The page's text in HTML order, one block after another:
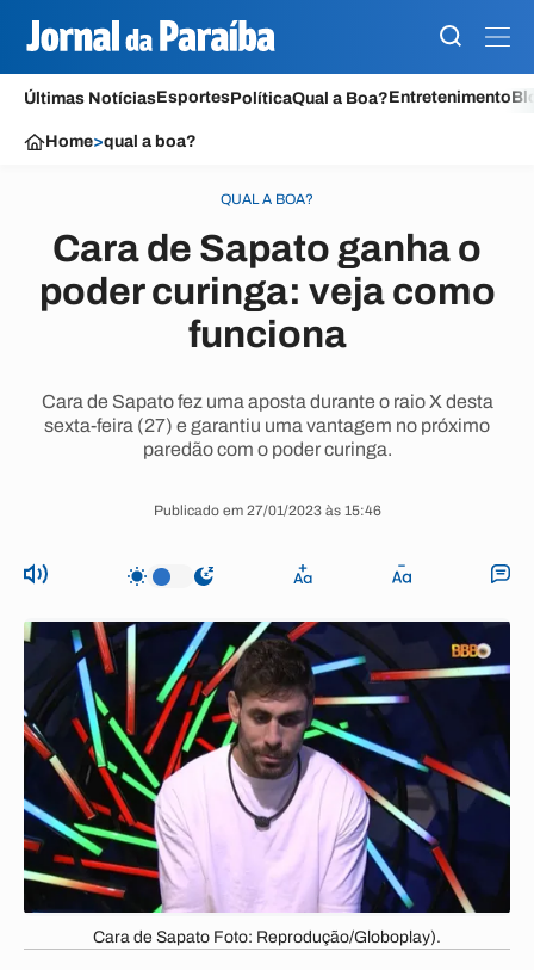
Últimas NotíciasEsportesPolíticaQual a Boa?Entretenimento
Home>qual a boa?
QUAL A BOA?
Cara de Sapato ganha o
poder curinga: veja como
funciona
Cara de Sapato fez uma aposta durante o raio X desta
sexta-feira (27) e garantiu uma vantagem no próximo
paredão com o poder curinga.
Publicado em 27/01/2023 às 15:46
Cara de Sapato Foto: Reprodução/Globoplay).